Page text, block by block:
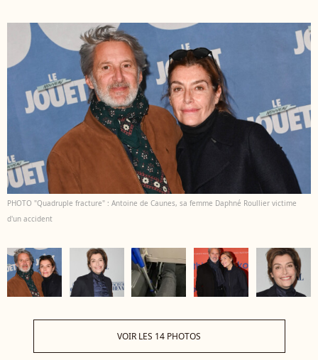
PHOTO "Quadruple fracture" : Antoine de Caunes, sa femme Daphné Roullier victime
d'un accident
VOIR LES 14 PHOTOS